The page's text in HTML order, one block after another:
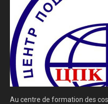
Au centre de formation des